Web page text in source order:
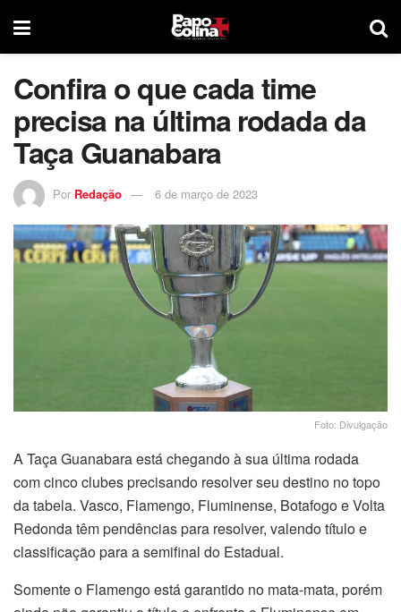
Confira o que cada time
precisa na última rodada da
Taça Guanabara
Por Redação 6 de março de 2023
Foto: Divulgação
A Taça Guanabara está chegando à sua última rodada
com cinco clubes precisando resolver seu destino no topo
da tabela. Vasco, Flamengo, Fluminense, Botafogo e Volta
Redonda têm pendências para resolver, valendo título e
classificação para a semifinal do Estadual.
Somente o Flamengo está garantido no mata-mata, porém